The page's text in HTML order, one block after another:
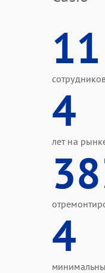
11
4
лет на
4